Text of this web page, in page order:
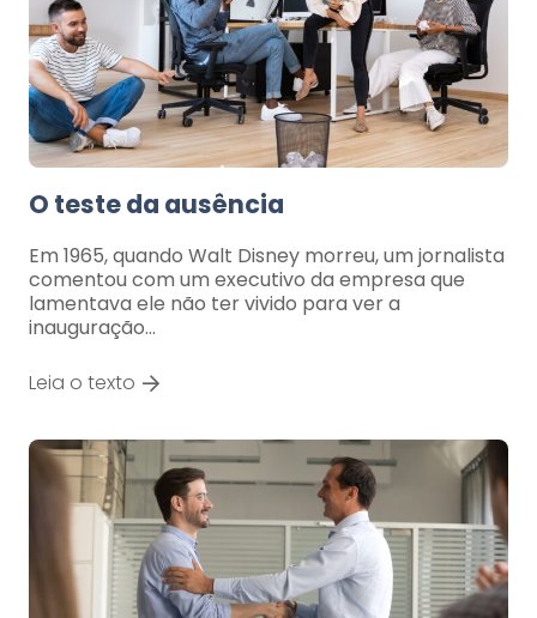
O teste da ausência
Em 1965, quando Walt Disney morreu, um jornalista
comentou com um executivo da empresa que
lamentava ele não ter vivido para ver a
inauguração…
Leia o texto